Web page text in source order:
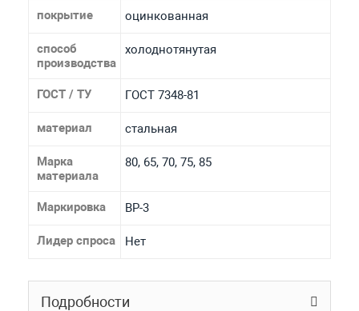
покрытие оцинкованная
способ
производства
холоднотянутая
ГОСТ / ТУ ГОСТ 7348-81
материал стальная
Марка
материала
80, 65, 70, 75, 85
Маркировка ВР-3
Лидер спроса Нет
Подробности